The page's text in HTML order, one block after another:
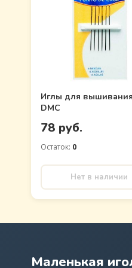
Иглы для
DMC
78 руб.
Остаток: 0
Нет в наличии
Маленькая